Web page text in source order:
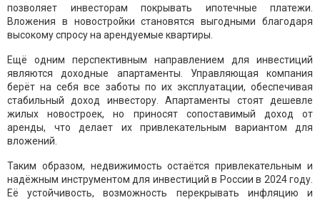
позволяет инвесторам покрывать ипотечные платежи.
Вложения в новостройки становятся выгодными благодаря
высокому спросу на арендуемые квартиры.
Ещё одним перспективным направлением для инвестиций
являются доходные апартаменты. Управляющая компания
берёт на себя все заботы по их эксплуатации, обеспечивая
стабильный доход инвестору. Апартаменты стоят дешевле
жилых новостроек, но приносят сопоставимый доход от
аренды, что делает их привлекательным вариантом для
вложений.
Таким образом, недвижимость остаётся привлекательным и
надёжным инструментом для инвестиций в России в 2024 году.
Её устойчивость, возможность перекрывать инфляцию и